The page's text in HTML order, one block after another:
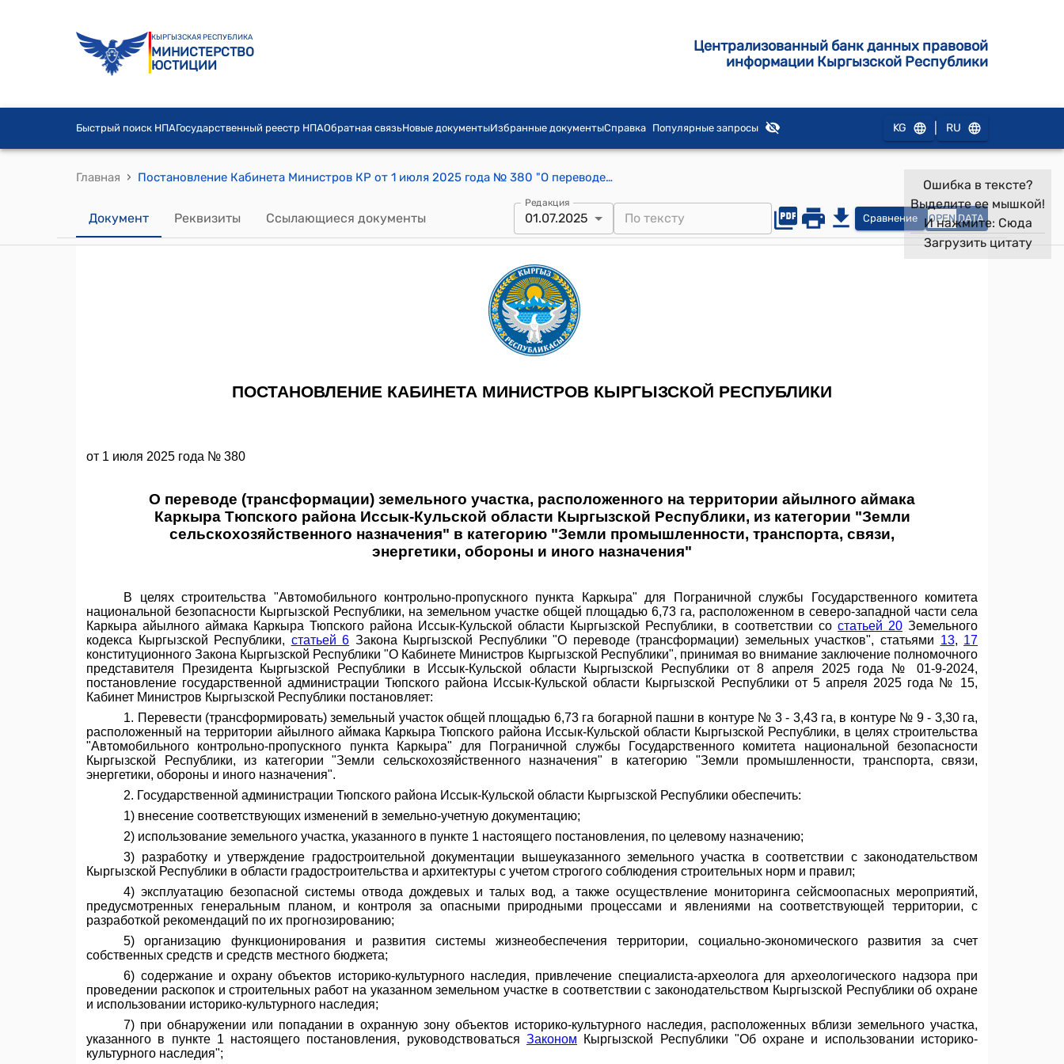
КЫРГЫЗСКАЯ РЕСПУБЛИКА
МИНИСТЕРСТВО
ЮСТИЦИИ
Централизованный банк данных правовой
информации Кыргызской Республики
Быстрый поиск НПАГосударственный реестр НПАОбратная связьНовые документыИзбранные документыСправка Популярные запросы KG RU
Главная › Постановление Кабинета Министров КР от 1 июля 2025 года № 380 "О переводе (трансформации) земельного участка, расположенного на территории айылного аймака Каркыра Тюпского района Иссык-Кульской области Кыргызской Республики, из категории "Земли сельскохозяйственного назначения" в категорию "Земли промышленности, транспорта, связи, энергетики, обороны и иного назначения"
Документ Реквизиты Ссылающиеся документы
Редакция
01.07.2025 Сравнение OPEN DATA
Ошибка в тексте?
Выделите ее мышкой!
И нажмите: Сюда
Загрузить цитату